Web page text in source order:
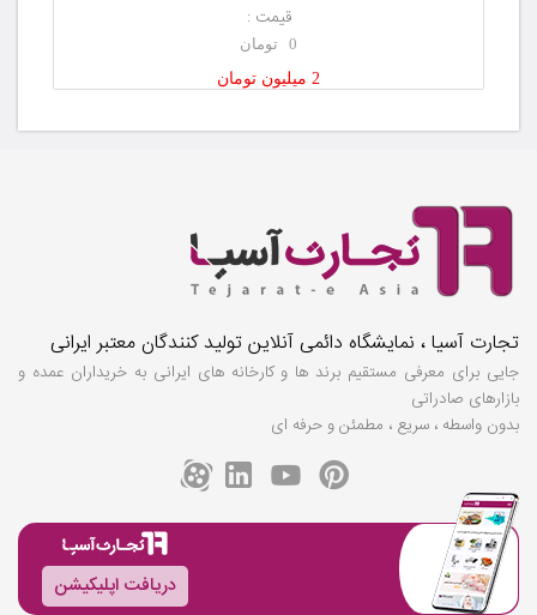
قیمت :
0 تومان
2 میلیون تومان
تجارت آسیا ، نمایشگاه دائمی آنلاین تولید کنندگان معتبر ایرانی
جایی برای معرفی مستقیم برند ها و کارخانه های ایرانی به خریداران عمده و
بازارهای صادراتی
بدون واسطه ، سریع ، مطمئن و حرفه ای
دریافت اپلیکیشن